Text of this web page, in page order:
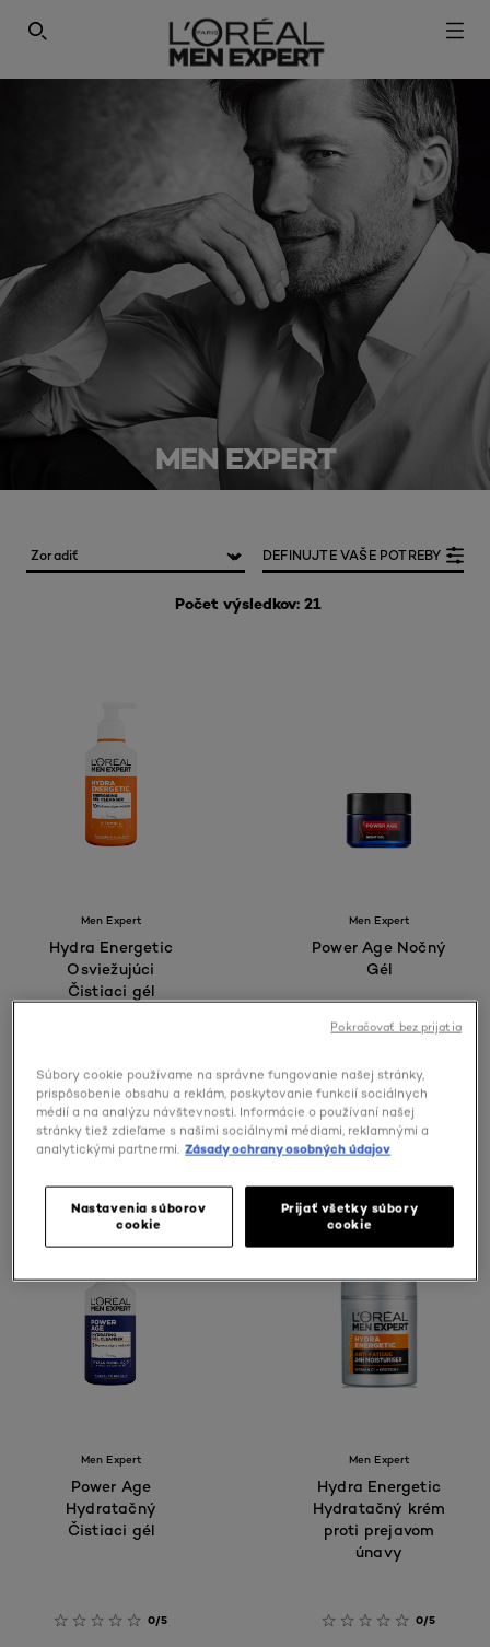
SEARCH THIS SITE
MEN EXPERT
Počet výsledkov: 21
DEFINUJTE VAŠE POTREBY
Men Expert
Hydra Energetic
Osviežujúci
Čistiaci gél
0/5
ZOBRAZIŤ PRODUKT
Men Expert
Power Age Nočný
Gél
0/5
ZOBRAZIŤ PRODUKT
Men Expert
Power Age
Hydratačný
Čistiaci gél
0/5
Men Expert
Hydra Energetic
Hydratačný krém
proti prejavom
únavy
0/5
Súbory cookie používame na správne fungovanie našej stránky,
prispôsobenie obsahu a reklám, poskytovanie funkcií sociálnych
médií a na analýzu návštevnosti. Informácie o používaní našej
stránky tiež zdieľame s našimi sociálnymi médiami, reklamnými a
analytickými partnermi. Zásady ochrany osobných údajov
Nastavenia súborov
cookie
Prijať všetky súbory
cookie
Pokračovať bez prijatia